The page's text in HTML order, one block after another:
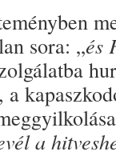
sora: „és
a